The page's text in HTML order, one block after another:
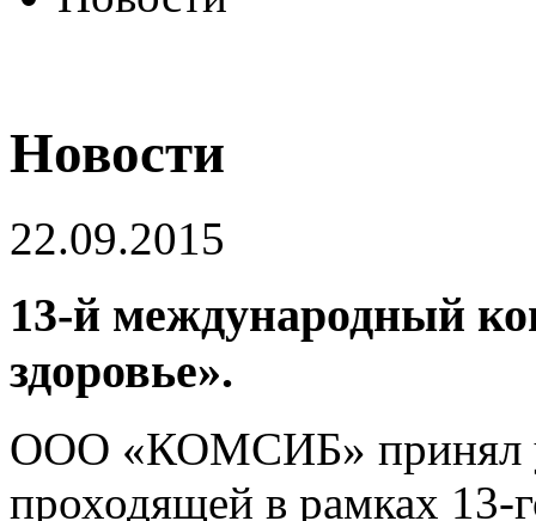
Новости
22.09.2015
13-й международный
здоровье».
ООО «КОМСИБ» принял
проходящей в рамках 13-